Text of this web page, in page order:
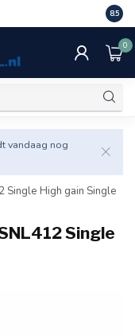
Veel
8.5
0
vandaag nog
Single High gain Single
Single